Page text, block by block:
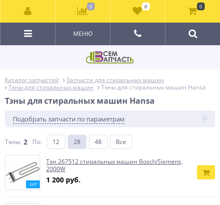
МЕНЮ
Каталог запчастей
Запчасти для стиральных машин
Тэны для стиральных машин
Тэны для стиральных машин Hansa
Тэны для стиральных машин Hansa
Подобрать запчасти по параметрам
Тэны: 2 По: 12 28 48 Все
ХИТ
Тэн 267512 стиральных машин Bosch/Siemens,
2000W
1 200 руб.
0 0 0